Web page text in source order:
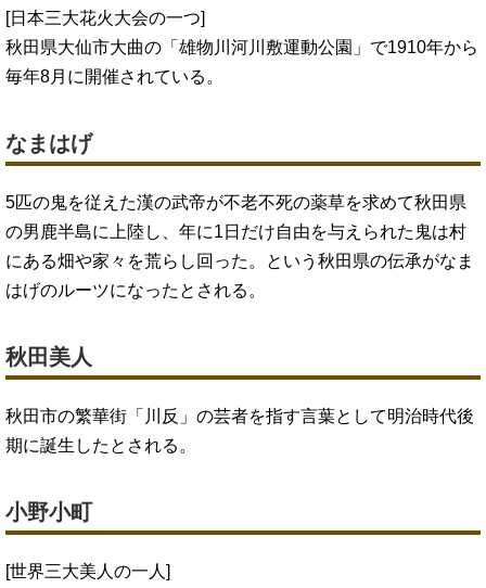
[日本三大花火大会の一つ]
秋田県大仙市大曲の「雄物川河川敷運動公園」で1910年から
毎年8月に開催されている。
なまはげ
5匹の鬼を従えた漢の武帝が不老不死の薬草を求めて秋田県
の男鹿半島に上陸し、年に1日だけ自由を与えられた鬼は村
にある畑や家々を荒らし回った。という秋田県の伝承がなま
はげのルーツになったとされる。
秋田美人
秋田市の繁華街「川反」の芸者を指す言葉として明治時代後
期に誕生したとされる。
小野小町
[世界三大美人の一人]